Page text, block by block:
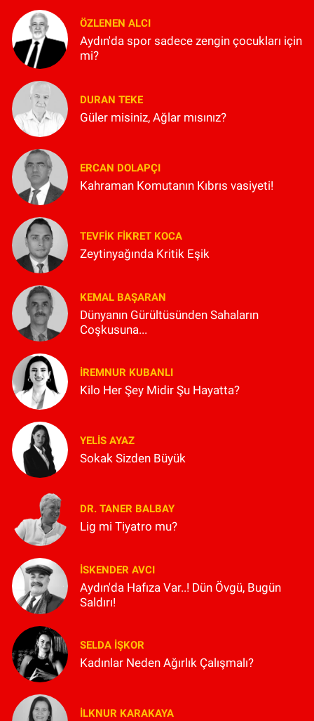
ÖZLENEN ALCI
Aydın'da spor sadece zengin çocukları için
mi?
DURAN TEKE
Güler misiniz, Ağlar mısınız?
ERCAN DOLAPÇI
Kahraman Komutanın Kıbrıs vasiyeti!
TEVFIK FIKRET KOCA
Zeytinyağında Kritik Eşik
KEMAL BAŞARAN
Dünyanın Gürültüsünden Sahaların
Coşkusuna...
İREMNUR KUBANLI
Kilo Her Şey Midir Şu Hayatta?
YELIS AYAZ
Sokak Sizden Büyük
DR. TANER BALBAY
Lig mi Tiyatro mu?
İSKENDER AVCI
Aydın'da Hafıza Var..! Dün Övgü, Bugün
Saldırı!
SELDA İŞKOR
Kadınlar Neden Ağırlık Çalışmalı?
İLKNUR KARAKAYA